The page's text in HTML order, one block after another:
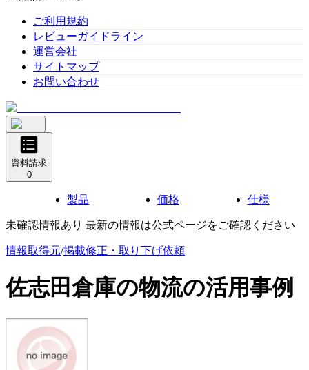
ご利用規約
レビューガイドライン
運営会社
サイトマップ
お問い合わせ
資料請求
0
製品 価格 仕様
未確認情報あり 最新の情報は公式ページをご確認ください
情報取得元/掲載修正・取り下げ依頼
佐志田倉庫の物流の活用事例